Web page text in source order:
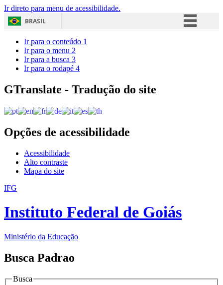
Ir direto para menu de acessibilidade.
BRASIL
Acesso à informação
Ir para o conteúdo 1
Ir para o menu 2
Ir para a busca 3
Ir para o rodapé 4
GTranslate - Tradução do site
Opções de acessibilidade
Acessibilidade
Alto contraste
Mapa do site
IFG
Instituto Federal de Goiás
Ministério da Educação
Busca Padrao
Busca